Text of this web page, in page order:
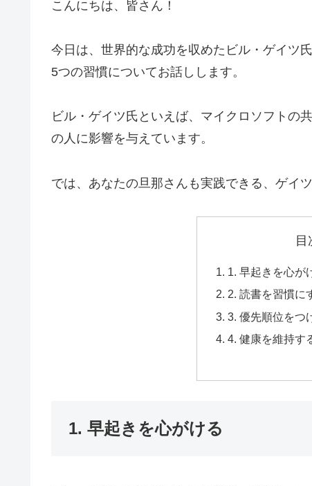
こんにちは、皆さん！
今日は、世界的な成功を収めたビル・ゲイツ
5つの習慣についてお話しします。
ビル・ゲイツ氏といえば、マイクロソフトの
の人に影響を与えています。
では、あなたの旦那さんも実践できる、ゲイ
目
1. 早起きを心が
2. 読書を習慣に
3. 優先順位をつ
4. 健康を維持す
1. 早起きを心がける